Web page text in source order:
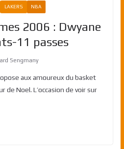
LAKERS NBA
2006 : Dwyane
11 passes
Sengmany
aux amoureux du basket
de Noel. L’occasion de voir sur